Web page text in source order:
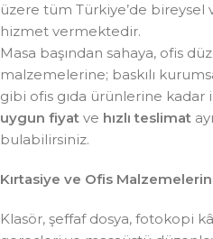
üzere tüm Türkiye’de
hizmet vermektedir.
Masa başından sahaya, ofis
malzemelerine; baskılı
gibi ofis gıda ürünlerine
uygun fiyat ve hızlı teslimat
bulabilirsiniz.
Kırtasiye ve Ofis
Klasör, şeffaf dosya, fotokopi